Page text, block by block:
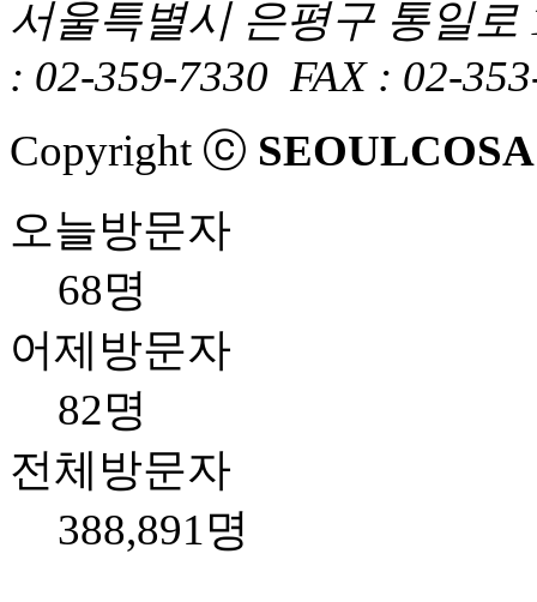
서울특별시 은평구 통일
: 02-359-7330 FAX : 02-
Copyright ⓒ SEOULCOSA
오늘방문자
68명
어제방문자
82명
전체방문자
388,891명